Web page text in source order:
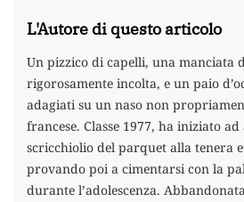
L'Autore di questo articolo
Un pizzico di capelli, una manciata
rigorosamente incolta, e un paio
adagiati su un naso non
francese. Classe 1977, ha iniziato
scricchiolio del parquet alla tenera
provando poi a cimentarsi con la
durante l’adolescenza.